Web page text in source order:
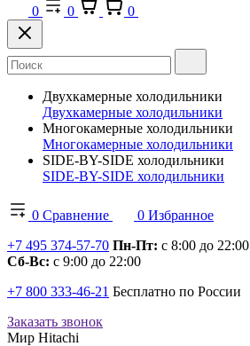
0 0 0
Двухкамерные холодильники
Двухкамерные холодильники
Многокамерные холодильники
Многокамерные холодильники
SIDE-BY-SIDE холодильники
SIDE-BY-SIDE холодильники
0 Сравнение 0 Избранное
+7 495 374-57-70 Пн-Пт: с 8:00 до 22:00
Сб-Вс: с 9:00 до 22:00
+7 800 333-46-21 Бесплатно по России
Заказать звонок
Мир Hitachi